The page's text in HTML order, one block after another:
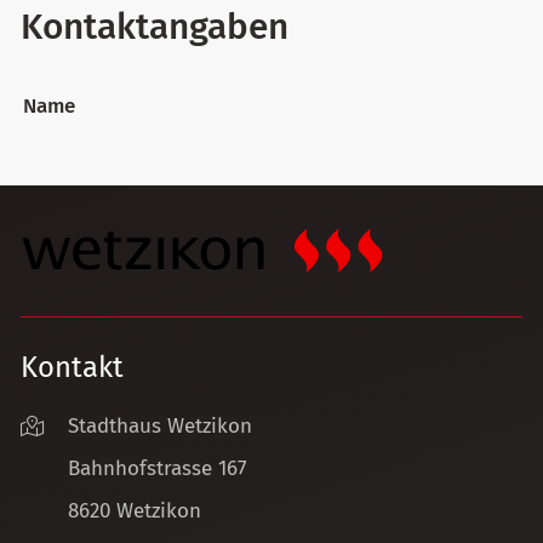
Kontaktangaben
Name
Kontakt
Stadthaus Wetzikon
Bahnhofstrasse 167
8620 Wetzikon